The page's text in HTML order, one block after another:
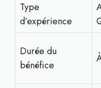
Type
d’expérience
Durée du
bénéfice